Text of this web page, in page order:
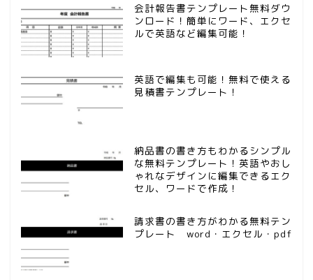
会計報告書テンプレート無料ダウ
ンロード！簡単にワード、エクセ
ルで英語など編集可能！
英語で編集も可能！無料で使える
見積書テンプレート！
納品書の書き方もわかるシンプル
な無料テンプレート！英語やおし
ゃれなデザインに編集できるエク
セル、ワードで作成！
請求書の書き方がわかる無料テン
プレート word・エクセル・pdf